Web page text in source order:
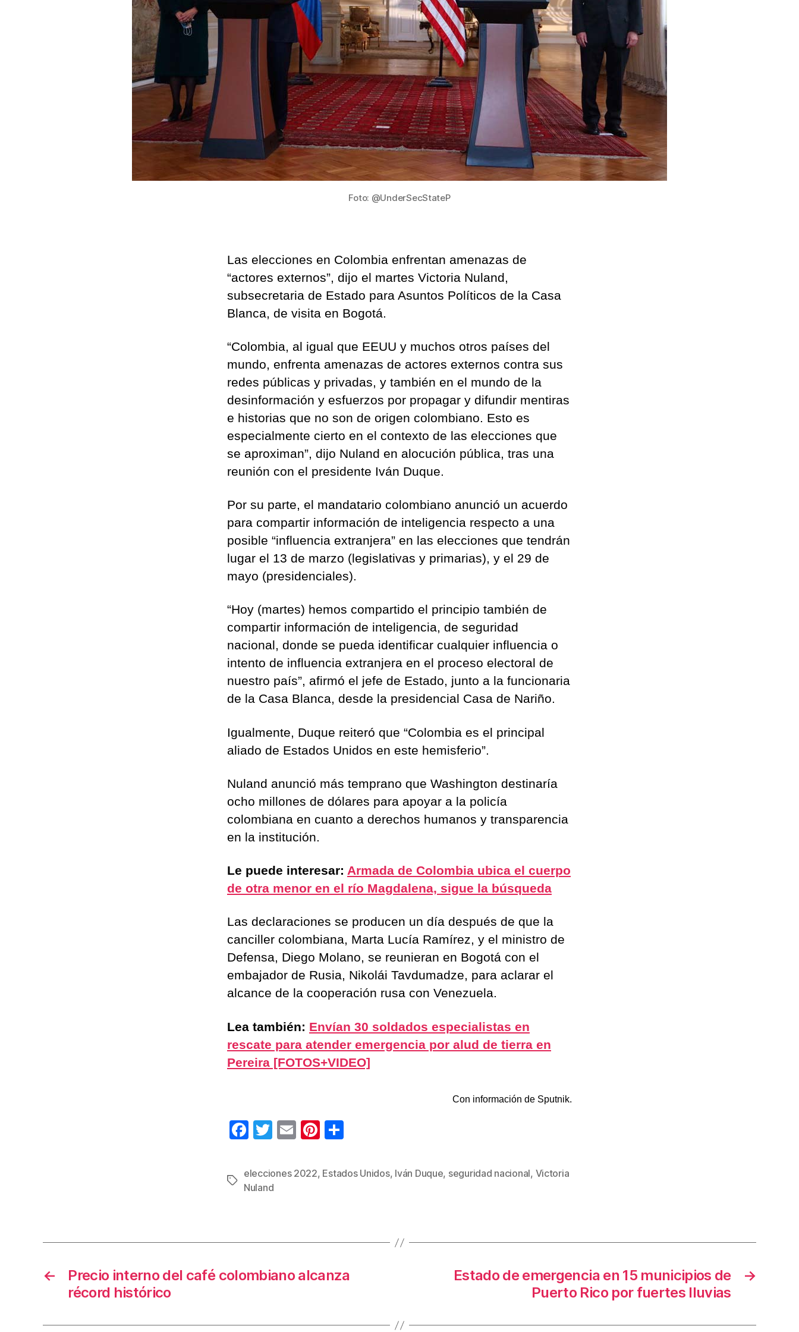
Foto: @UnderSecStateP
Las elecciones en Colombia enfrentan amenazas de
“actores externos”, dijo el martes Victoria Nuland,
subsecretaria de Estado para Asuntos Políticos de la Casa
Blanca, de visita en Bogotá.
“Colombia, al igual que EEUU y muchos otros países del
mundo, enfrenta amenazas de actores externos contra sus
redes públicas y privadas, y también en el mundo de la
desinformación y esfuerzos por propagar y difundir mentiras
e historias que no son de origen colombiano. Esto es
especialmente cierto en el contexto de las elecciones que
se aproximan”, dijo Nuland en alocución pública, tras una
reunión con el presidente Iván Duque.
Por su parte, el mandatario colombiano anunció un acuerdo
para compartir información de inteligencia respecto a una
posible “influencia extranjera” en las elecciones que tendrán
lugar el 13 de marzo (legislativas y primarias), y el 29 de
mayo (presidenciales).
“Hoy (martes) hemos compartido el principio también de
compartir información de inteligencia, de seguridad
nacional, donde se pueda identificar cualquier influencia o
intento de influencia extranjera en el proceso electoral de
nuestro país”, afirmó el jefe de Estado, junto a la funcionaria
de la Casa Blanca, desde la presidencial Casa de Nariño.
Igualmente, Duque reiteró que “Colombia es el principal
aliado de Estados Unidos en este hemisferio”.
Nuland anunció más temprano que Washington destinaría
ocho millones de dólares para apoyar a la policía
colombiana en cuanto a derechos humanos y transparencia
en la institución.
Le puede interesar: Armada de Colombia ubica el cuerpo
de otra menor en el río Magdalena, sigue la búsqueda
Las declaraciones se producen un día después de que la
canciller colombiana, Marta Lucía Ramírez, y el ministro de
Defensa, Diego Molano, se reunieran en Bogotá con el
embajador de Rusia, Nikolái Tavdumadze, para aclarar el
alcance de la cooperación rusa con Venezuela.
Lea también: Envían 30 soldados especialistas en
rescate para atender emergencia por alud de tierra en
Pereira [FOTOS+VIDEO]
Con información de Sputnik.
F
c
e
o
T
tt
er
E
ail
Pi
er m
Etiquetas
elecciones 2022, Estados Unidos, Iván Duque, seguridad nacional, Victoria
Nuland
←
Precio interno del café colombiano alcanza
récord histórico
→
Estado de emergencia en 15 municipios de
Puerto Rico por fuertes lluvias